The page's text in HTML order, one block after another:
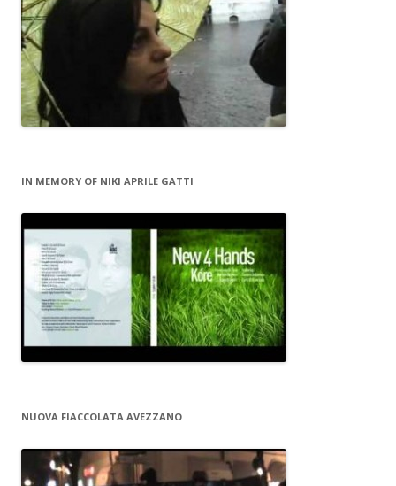
IN MEMORY OF NIKI APRILE GATTI
NUOVA FIACCOLATA AVEZZANO